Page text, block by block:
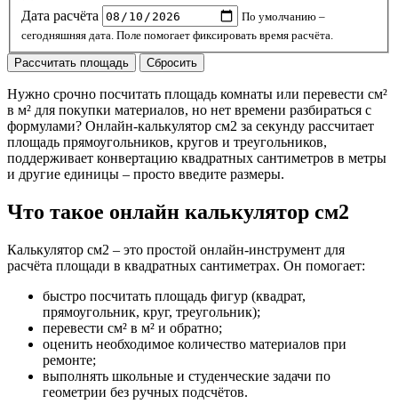
Дата расчёта
По умолчанию –
сегодняшняя дата. Поле помогает фиксировать время расчёта.
Рассчитать площадь Сбросить
Нужно срочно посчитать площадь комнаты или перевести см²
в м² для покупки материалов, но нет времени разбираться с
формулами? Онлайн-калькулятор см2 за секунду рассчитает
площадь прямоугольников, кругов и треугольников,
поддерживает конвертацию квадратных сантиметров в метры
и другие единицы – просто введите размеры.
Что такое онлайн калькулятор см2
Калькулятор см2 – это простой онлайн‑инструмент для
расчёта площади в квадратных сантиметрах. Он помогает:
быстро посчитать площадь фигур (квадрат,
прямоугольник, круг, треугольник);
перевести см² в м² и обратно;
оценить необходимое количество материалов при
ремонте;
выполнять школьные и студенческие задачи по
геометрии без ручных подсчётов.